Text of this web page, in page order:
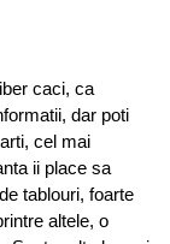
caci, ca
dar poti
cel mai
ii place sa
tablouri, foarte
altele, o